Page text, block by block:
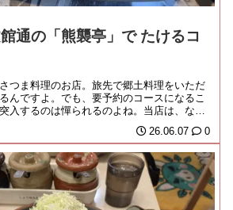
通の「熊襲亭」で たけるコ
つま料理のお店。旅先で郷土料理をいただ
んですよ。でも、要予約のコースになるこ
入するのは憚られるのよね。当店は、なら
26.06.07 0